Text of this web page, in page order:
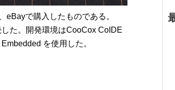
で購入したものである。
た。開発環境はCooCox CoIDE
を使用した。